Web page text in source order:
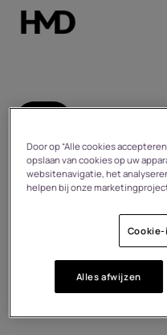
Feature
Door op “Alle cookies
opslaan van cookies op uw
websitenavigatie, het
helpen bij onze
Alles afwijzen